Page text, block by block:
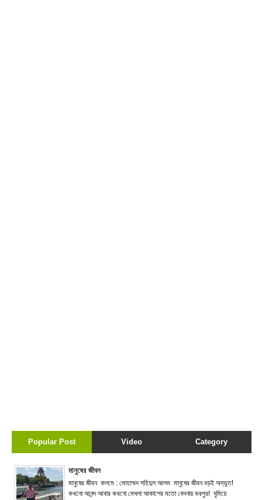
Popular Post Video Category
মানুষের জীবন
মানুষের জীবন কলমে : মোহাম্মদ সহিদুল আলম মানুষের জীবন বড়ই অদ্ভুত!
কখনো আনন্দ আবার কখনো মেঘলা আকাশের মতো বেদনায় ভরপুর! ঘুমিয়ে